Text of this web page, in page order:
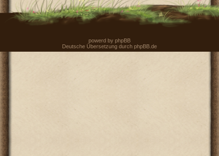
powerd by phpBB
Deutsche Übersetzung durch phpBB.de